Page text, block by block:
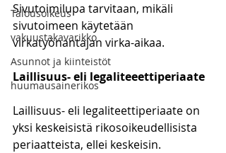
Talousoikeus
vakuustakavarikko
Asunnot ja kiinteistöt
huumausainerikos
Sivutoimilupa tarvitaan, mikäli
sivutoimeen käytetään
virkatyönantajan virka-aikaa.
Laillisuus- eli legaliteeettiperiaate
Laillisuus- eli legaliteettiperiaate on
yksi keskeisistä rikosoikeudellisista
periaatteista, ellei keskeisin.